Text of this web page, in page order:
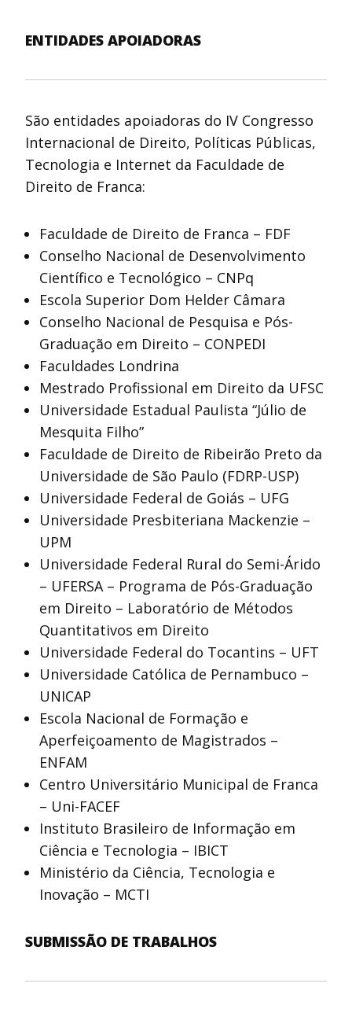
ENTIDADES APOIADORAS
São entidades apoiadoras do IV Congresso
Internacional de Direito, Políticas Públicas,
Tecnologia e Internet da Faculdade de
Direito de Franca:
Faculdade de Direito de Franca – FDF
Conselho Nacional de Desenvolvimento
Científico e Tecnológico – CNPq
Escola Superior Dom Helder Câmara
Conselho Nacional de Pesquisa e Pós-
Graduação em Direito – CONPEDI
Faculdades Londrina
Mestrado Profissional em Direito da UFSC
Universidade Estadual Paulista “Júlio de
Mesquita Filho”
Faculdade de Direito de Ribeirão Preto da
Universidade de São Paulo (FDRP-USP)
Universidade Federal de Goiás – UFG
Universidade Presbiteriana Mackenzie –
UPM
Universidade Federal Rural do Semi-Árido
– UFERSA – Programa de Pós-Graduação
em Direito – Laboratório de Métodos
Quantitativos em Direito
Universidade Federal do Tocantins – UFT
Universidade Católica de Pernambuco –
UNICAP
Escola Nacional de Formação e
Aperfeiçoamento de Magistrados –
ENFAM
Centro Universitário Municipal de Franca
– Uni-FACEF
Instituto Brasileiro de Informação em
Ciência e Tecnologia – IBICT
Ministério da Ciência, Tecnologia e
Inovação – MCTI
SUBMISSÃO DE TRABALHOS